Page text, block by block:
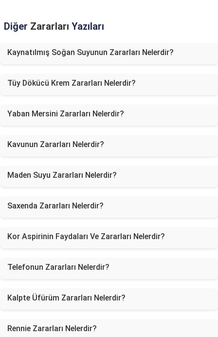
Diğer Zararları Yazıları
Kaynatılmış Soğan Suyunun Zararları Nelerdir?
Tüy Dökücü Krem Zararları Nelerdir?
Yaban Mersini Zararları Nelerdir?
Kavunun Zararları Nelerdir?
Maden Suyu Zararları Nelerdir?
Saxenda Zararları Nelerdir?
Kor Aspirinin Faydaları Ve Zararları Nelerdir?
Telefonun Zararları Nelerdir?
Kalpte Üfürüm Zararları Nelerdir?
Rennie Zararları Nelerdir?